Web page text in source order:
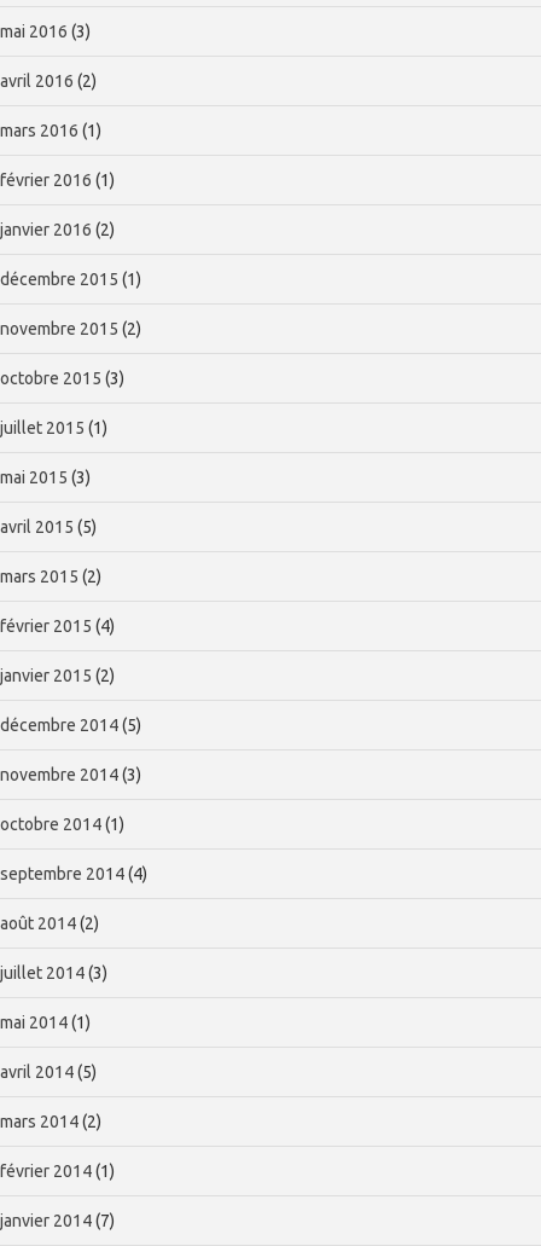
mai 2016 (3)
avril 2016 (2)
mars 2016 (1)
février 2016 (1)
janvier 2016 (2)
décembre 2015 (1)
novembre 2015 (2)
octobre 2015 (3)
juillet 2015 (1)
mai 2015 (3)
avril 2015 (5)
mars 2015 (2)
février 2015 (4)
janvier 2015 (2)
décembre 2014(5)
novembre 2014(3)
octobre 2014(1)
septembre 2014(4)
août 2014(2)
juillet 2014(3)
mai 2014(1)
avril 2014(5)
mars 2014(2)
février 2014(1)
janvier 2014(7)